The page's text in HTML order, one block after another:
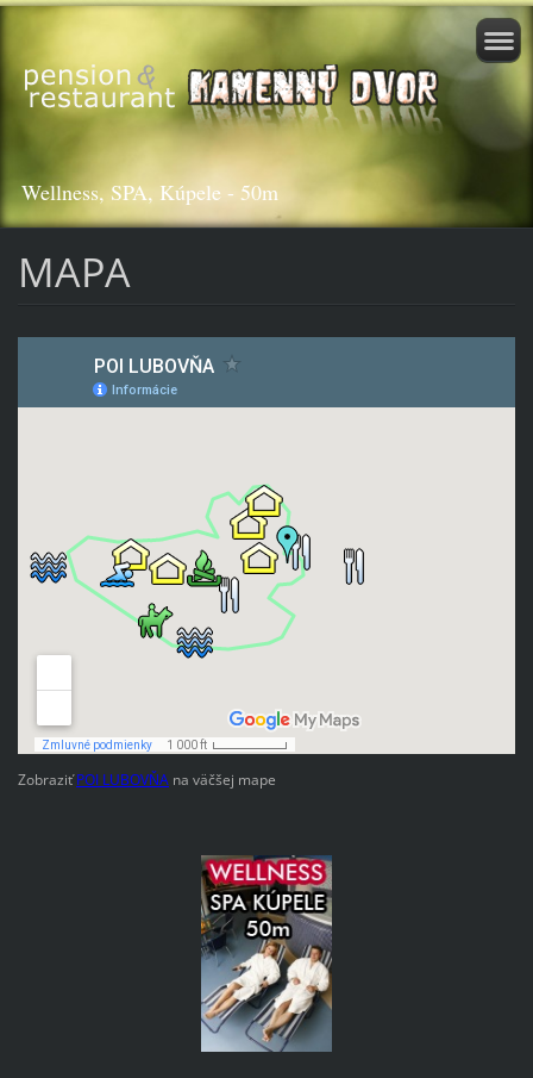
Wellness, SPA, Kúpele - 50m
MAPA
ZobraziťPOI LUBOVŇAna väčšej mape